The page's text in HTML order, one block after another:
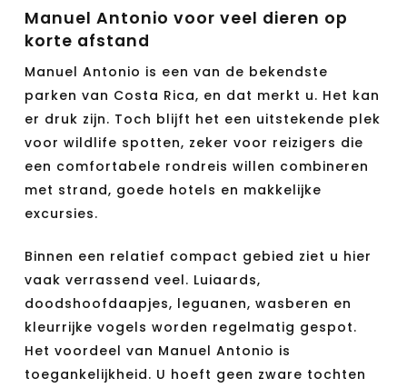
Manuel Antonio voor veel dieren op
korte afstand
Manuel Antonio is een van de bekendste
parken van Costa Rica, en dat merkt u. Het kan
er druk zijn. Toch blijft het een uitstekende plek
voor wildlife spotten, zeker voor reizigers die
een comfortabele rondreis willen combineren
met strand, goede hotels en makkelijke
excursies.
Binnen een relatief compact gebied ziet u hier
vaak verrassend veel. Luiaards,
doodshoofdaapjes, leguanen, wasberen en
kleurrijke vogels worden regelmatig gespot.
Het voordeel van Manuel Antonio is
toegankelijkheid. U hoeft geen zware tochten